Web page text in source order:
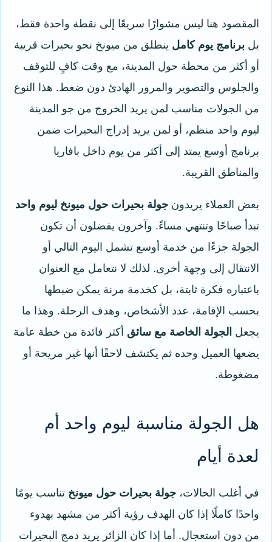
المقصود هنا ليس مشوارًا سريعًا إلى نقطة واحدة فقط،
بل برنامج يوم كامل ينطلق من ميونخ نحو بحيرات قريبة
أو أكثر من محطة حول المدينة، مع وقت كافٍ للتوقف
والجلوس والتصوير والمرور الهادئ دون ضغط. هذا النوع
من الجولات مناسب لمن يريد الخروج من جو المدينة
ليوم واحد منظم، أو لمن يريد إدراج البحيرات ضمن
برنامج أوسع يمتد إلى أكثر من يوم داخل بافاريا
والمناطق القريبة.
بعض العملاء يريدون جولة بحيرات حول ميونخ ليوم واحد
تبدأ صباحًا وتنتهي مساءً. وآخرون يفضلون أن تكون
الجولة جزءًا من خدمة أوسع تشمل اليوم التالي أو
الانتقال إلى وجهة أخرى. لذلك لا نتعامل مع العنوان
باعتباره فكرة ثابتة، بل كخدمة مرنة يمكن ضبطها
بحسب الإقامة، عدد الأشخاص، وهدف الرحلة. وهذا ما
يجعل الجولة الخاصة مع سائق أكثر فائدة من خطة عامة
يضعها العميل وحده ثم يكتشف لاحقًا أنها غير مريحة أو
مضغوطة.
هل الجولة مناسبة ليوم واحد أم
لعدة أيام
في أغلب الحالات، جولة بحيرات حول ميونخ تناسب يومًا
واحدًا كاملًا إذا كان الهدف رؤية أكثر من مشهد بهدوء
من دون استعجال. أما إذا كان الزائر يريد دمج البحيرات